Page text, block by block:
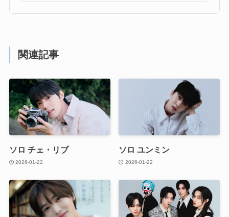
関連記事
ソロ チェ・リブ
2026-01-22
ソロ ユンミン
2026-01-22